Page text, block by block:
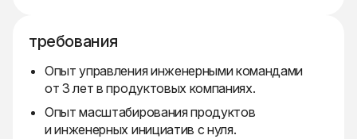
требования
Опыт управления инженерными командами
от 3 лет в продуктовых компаниях.
Опыт масштабирования продуктов
и инженерных инициатив с нуля.